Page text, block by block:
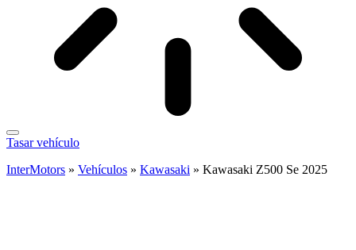
Tasar vehículo
InterMotors » Vehículos » Kawasaki » Kawasaki Z500 Se 2025